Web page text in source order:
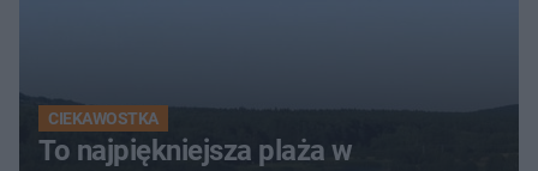
CIEKAWOSTKA
To najpiękniejsza plaża w